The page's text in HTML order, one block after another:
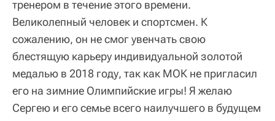
тренером в течение этого времени.
Великолепный человек и спортсмен. К
сожалению, он не смог увенчать свою
блестящую карьеру индивидуальной золотой
медалью в 2018 году, так как МОК не пригласил
его на зимние Олимпийские игры! Я желаю
Сергею и его семье всего наилучшего в будущем